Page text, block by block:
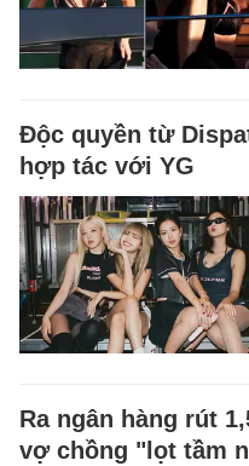
Độc quyền từ
hợp tác với YG
Ra ngân hàng rút
vợ chồng "lọt tầm